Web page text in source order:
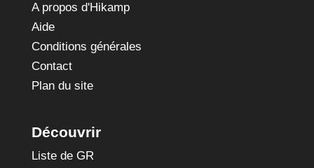
A propos d'Hikamp
Aide
Conditions générales
Contact
Plan du site
Découvrir
Liste de GR